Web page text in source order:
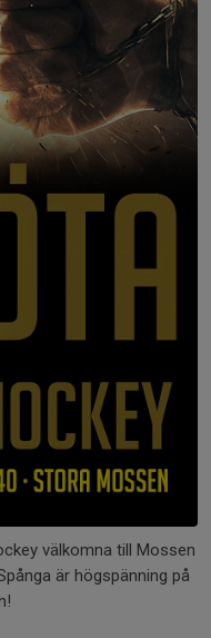
välkomna till Mossen
är högspänning på